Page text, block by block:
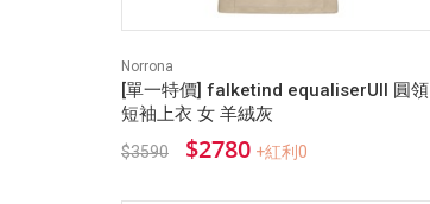
Norrona
[單一特價] falketind equaliserUll 圓領
短袖上衣 女 羊絨灰
$3590 $2780 +紅利0